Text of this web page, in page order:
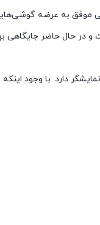
موفق به عرضه
در حال حاضر جایگاهی
دارد. با وجود